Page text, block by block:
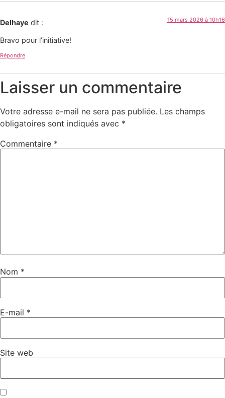
Delhaye dit : 15 mars 2026 à 10h16
Bravo pour l’initiative!
Répondre
Laisser un commentaire
Votre adresse e-mail ne sera pas publiée. Les champs
obligatoires sont indiqués avec *
Commentaire *
Nom *
E-mail *
Site web